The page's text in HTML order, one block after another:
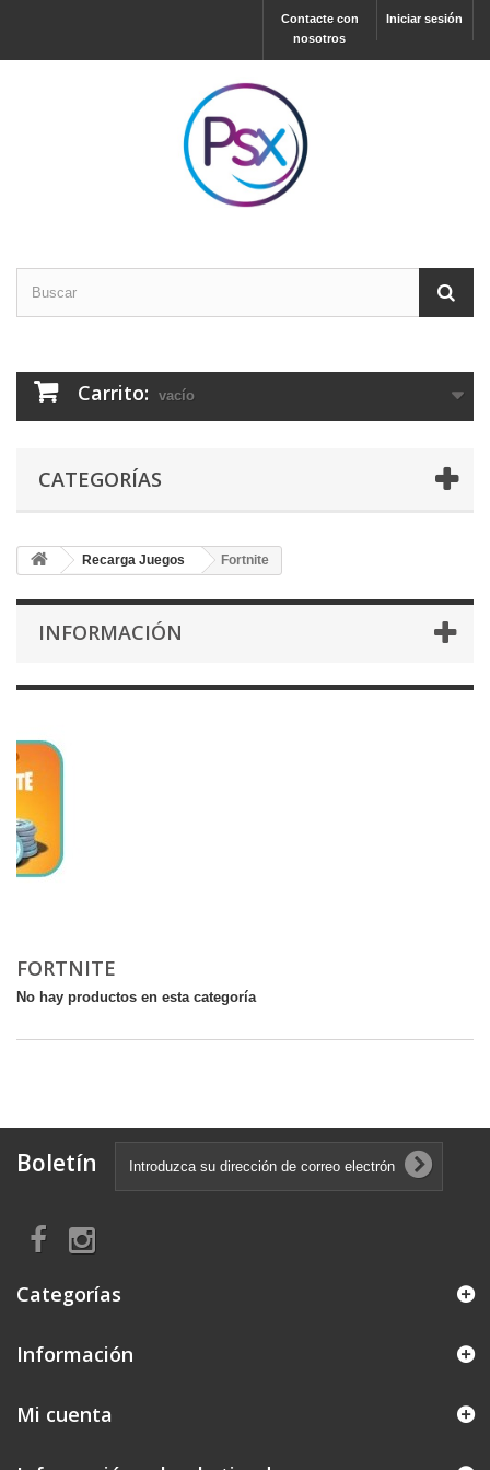
Iniciar sesión
Contacte con
nosotros
Carrito: vacío
CATEGORÍAS
Recarga Juegos Fortnite
INFORMACIÓN
FORTNITE
No hay productos en esta categoría
Boletín
Categorías
Información
Mi cuenta